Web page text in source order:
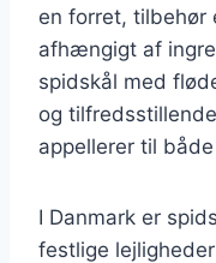
en forret, tilbehør
afhængigt af
spidskål med
og
appellerer til
I Danmark er
festlige